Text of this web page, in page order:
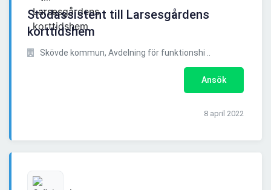
Stödassistent till Larsesgårdens
korttidshem
Skövde kommun, Avdelning för funktionshi ..
Ansök
8 april 2022